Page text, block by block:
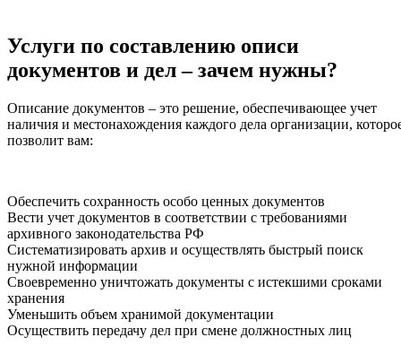
Услуги по составлению описи
документов и дел – зачем нужны?
Описание документов – это решение, обеспечивающее учет
наличия и местонахождения каждого дела организации,
позволит вам:
Обеспечить сохранность особо ценных документов
Вести учет документов в соответствии с требованиями
архивного законодательства РФ
Систематизировать архив и осуществлять быстрый поиск
нужной информации
Своевременно уничтожать документы с истекшими сроками
хранения
Уменьшить объем хранимой документации
Осуществить передачу дел при смене должностных лиц